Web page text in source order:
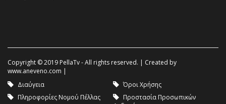
Copyright © 2019 PellaTv - All rights reserved. | Created by
www.aneveno.com |
Διαύγεια
Όροι Χρήσης
Πληροφορίες Νομού Πέλλας
Προστασία Προσωπικών